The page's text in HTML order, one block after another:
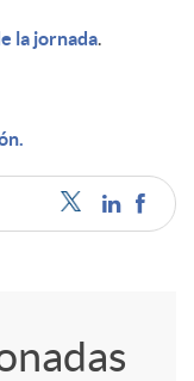
la jornada